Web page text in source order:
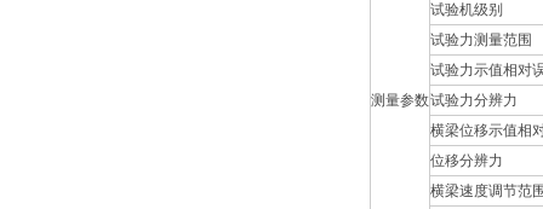
测量参数
试验机级别
试验力测量范围
试验力示值相对
试验力分辨力
横梁位移示值相
位移分辨力
横梁速度调节范